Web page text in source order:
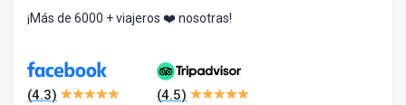
¡Más de 6000 + viajeros ❤️ nosotras!
(4.3) (4.5)